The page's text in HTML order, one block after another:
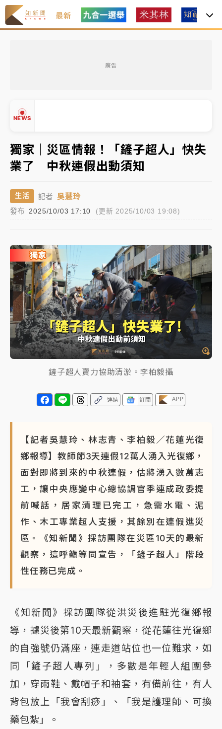
最新
廣告
NEWS
中信慈善基金會想增加董事人數！辜仲諒向法院聲請遭
駁 理由曝光
故宮《龍藏經》特展第2檔！今線上預約開賣一度塞車
周六起展出延長至晚上7時
台東農業處長涉圖利渡假村！東檢抗告成功 今重開羈
父親節泡湯了！中颱白海豚雨彈轟3天 「紅到發紫」降
雨熱區曝
女律師陳昱瑄詐慈濟10億！黃金158kg遭查扣畫面曝光
暑假過三周才推「E宿新北打卡趣」！抽獎程序複雜 觀
旅局回應了
中信慈善基金會想增加董事人數！辜仲諒向法院聲請遭
駁 理由曝光
故宮《龍藏經》特展第2檔！今線上預約開賣一度塞車
周六起展出延長至晚上7時
父親節泡湯了！中颱白海豚雨彈轟3天 「紅到發紫」降
雨熱區曝
獨家｜災區情報！「鏟子超人」快失
業了 中秋連假出動須知
生活 記者 吳慧玲
發布 2025/10/03 17:10 (更新 2025/10/03 19:08)
鏟子超人賣力協助清淤。李柏毅攝
連結 訂閱 APP
【記者吳慧玲、林志青、李柏毅／花蓮光復
鄉報導】教師節3天連假12萬人湧入光復鄉，
面對即將到來的中秋連假，估將湧入數萬志
工，讓中央應變中心總協調官季連成政委提
前喊話，居家清理已完工，急需水電、泥
作、木工專業超人支援，其餘別在連假進災
區。《知新聞》採訪團隊在災區10天的最新
觀察，這呼籲等同宣告，「鏟子超人」階段
性任務已完成。
《知新聞》採訪團隊從洪災後進駐光復鄉報
導，據災後第10天最新觀察，從花蓮往光復鄉
的自強號仍滿座，連走道站位也一位難求，如
同「鏟子超人專列」，多數是年輕人組團參
加，穿雨鞋、戴帽子和袖套，有備前往，有人
背包放上「我會刮痧」、「我是護理師、可換
藥包紮」。